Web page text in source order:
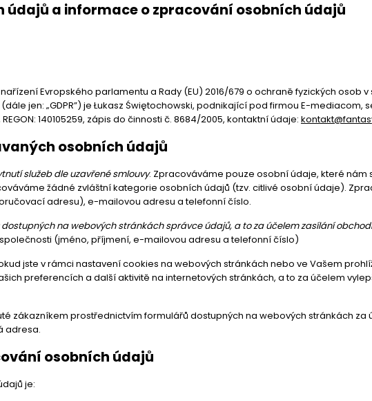
údajů a informace o zpracování osobních údajů
Evropského parlamentu a Rady (EU) 2016/679 o ochraně fyzických
jen: „GDPR”) je Łukasz Świętochowski, podnikající pod firmou E-mediacom,
140105259, zápis do činnosti č. 8684/2005, kontaktní údaje:
osobních údajů
služeb dle uzavřené smlouvy. Zpracováváme pouze osobní údaje, které
žádné zvláštní kategorie osobních údajů (tzv. citlivé osobní údaje).
adresu), e-mailovou adresu a telefonní číslo.
na webových stránkách správce údajů, a to za účelem zasílání
(jméno, příjmení, e-mailovou adresu a telefonní číslo)
jste v rámci nastavení cookies na webových stránkách nebo ve Vašem
preferencích a další aktivitě na internetových stránkách, a to za účelem
zákazníkem prostřednictvím formulářů dostupných na webových stránkách
adresa.
osobních údajů
je: